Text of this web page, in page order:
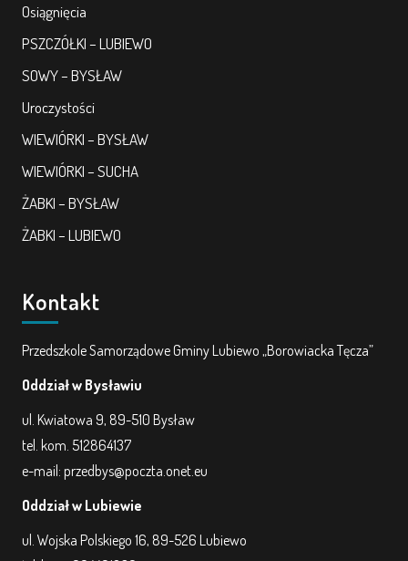
Osiągnięcia
PSZCZÓŁKI – LUBIEWO
SOWY – BYSŁAW
Uroczystości
WIEWIÓRKI – BYSŁAW
WIEWIÓRKI – SUCHA
ŻABKI – BYSŁAW
ŻABKI – LUBIEWO
Kontakt
Przedszkole Samorządowe Gminy Lubiewo „Borowiacka Tęcza”
Oddział w Bysławiu
ul. Kwiatowa 9, 89-510 Bysław
tel. kom. 512864137
e-mail: przedbys@poczta.onet.eu
Oddział w Lubiewie
ul. Wojska Polskiego 16, 89-526 Lubiewo